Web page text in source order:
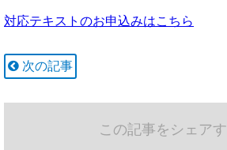
対応テキストのお申込みはこちら
次の記事
この記事をシェアす